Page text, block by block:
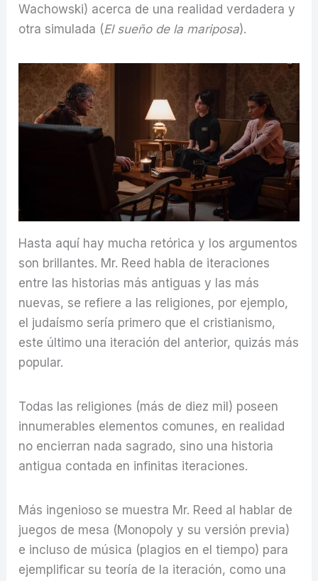
Wachowski) acerca de una realidad verdadera y
otra simulada (El sueño de la mariposa).
Hasta aquí hay mucha retórica y los argumentos
son brillantes. Mr. Reed habla de iteraciones
entre las historias más antiguas y las más
nuevas, se refiere a las religiones, por ejemplo,
el judaísmo sería primero que el cristianismo,
este último una iteración del anterior, quizás más
popular.
Todas las religiones (más de diez mil) poseen
innumerables elementos comunes, en realidad
no encierran nada sagrado, sino una historia
antigua contada en infinitas iteraciones.
Más ingenioso se muestra Mr. Reed al hablar de
juegos de mesa (Monopoly y su versión previa)
e incluso de música (plagios en el tiempo) para
ejemplificar su teoría de la iteración, como una